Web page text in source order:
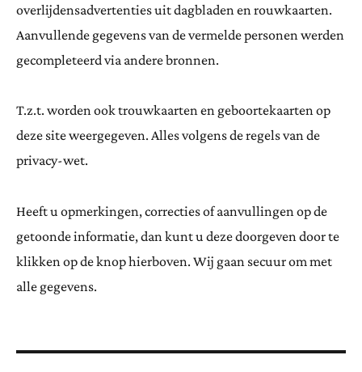
overlijdensadvertenties uit dagbladen en rouwkaarten.
Aanvullende gegevens van de vermelde personen werden
gecompleteerd via andere bronnen.
T.z.t. worden ook trouwkaarten en geboortekaarten op
deze site weergegeven. Alles volgens de regels van de
privacy-wet.
Heeft u opmerkingen, correcties of aanvullingen op de
getoonde informatie, dan kunt u deze doorgeven door te
klikken op de knop hierboven. Wij gaan secuur om met
alle gegevens.